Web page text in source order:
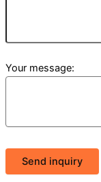
Your message:
Send inquiry